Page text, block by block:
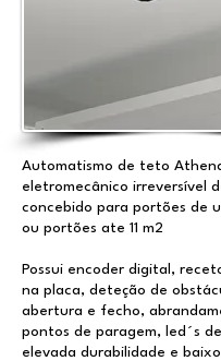
Automatismo de teto
eletromecânico irreversível
concebido para portões de
ou portões ate 11 m2
Possui encoder digital,
na placa, deteção de
abertura e fecho,
pontos de paragem, led´s
elevada durabilidade e